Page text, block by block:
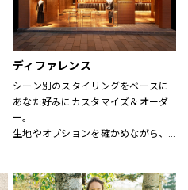
ディファレンス
シーン別のスタイリングをベースに
あなた好みにカスタマイズ＆オーダ
ー。
生地やオプションを確かめながら、